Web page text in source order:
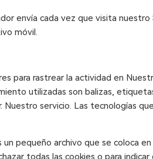
envía cada vez que visita nuestro
móvil.
para rastrear la actividad en
utilizadas son balizas,
Nuestro servicio. Las tecnologías
un pequeño archivo que se coloca en
todas las cookies o para indicar